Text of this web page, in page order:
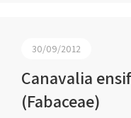
30/09/2012
Canavalia
(Fabaceae)